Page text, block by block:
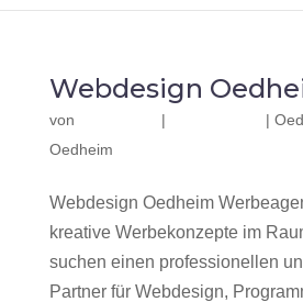
Webdesign
von | |
Oedheim
Webdesign Oedheim
kreative Werbekonzepte im
suchen einen professionellen
Partner für Webdesign,